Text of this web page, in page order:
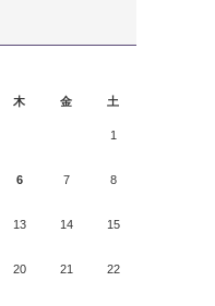
木 金 土
1
6 7 8
13 14 15
20 21 22